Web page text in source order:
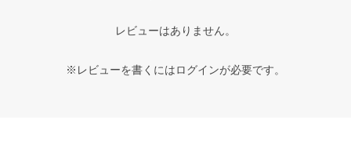
レビューはありません。
※レビューを書くにはログインが必要です。